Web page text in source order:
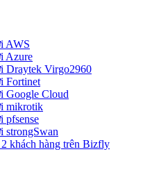
AWS
Azure
Draytek Virgo2960
Fortinet
Google Cloud
mikrotik
pfsense
strongSwan
khách hàng trên Bizfly